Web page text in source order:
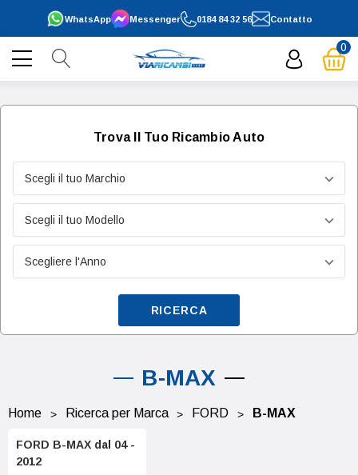
0184 84 32 56
WhatsApp Contatto
Messenger
0
Trova Il Tuo Ricambio Auto
RICERCA
B-MAX
Home Ricerca per Marca FORD B-MAX
FORD B-MAX dal 04 -
2012